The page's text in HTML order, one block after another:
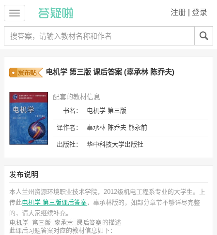
注册 登录
电机学 第三版 课后答案 (辜承林 陈乔夫)
配套的教材信息
书名： 电机学 第三版
译作者： 辜承林 陈乔夫 熊永前
出版社： 华中科技大学出版社
发布说明
本人兰州资源环境职业技术学院，2012级机电工程系专业的大学生。上
传此电机学 第三版课后答案，辜承林版的，如部分章节不够详尽完整
的，请大家继续补充。
的描述
此课后习题答案对应的教材信息如下：